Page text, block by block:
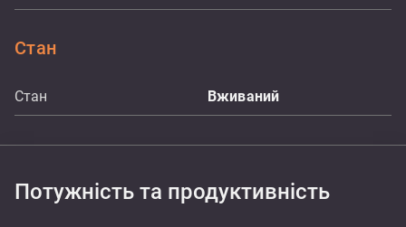
Стан
Стан Вживаний
Потужність та продуктивність